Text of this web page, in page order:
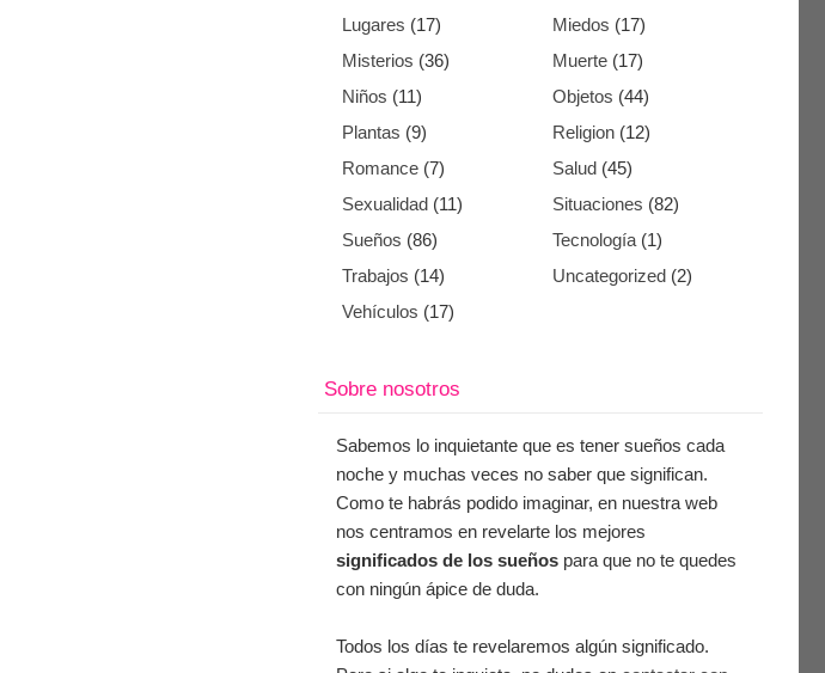
Lugares (17) Miedos (17)
Misterios (36) Muerte (17)
Niños (11) Objetos (44)
Plantas (9) Religion (12)
Romance (7) Salud (45)
Sexualidad (11) Situaciones (82)
Sueños (86) Tecnología (1)
Trabajos (14) Uncategorized (2)
Vehículos (17)
Sobre nosotros
Sabemos lo inquietante que es tener sueños cada
noche y muchas veces no saber que significan.
Como te habrás podido imaginar, en nuestra web
nos centramos en revelarte los mejores
significados de los sueños para que no te quedes
con ningún ápice de duda.
Todos los días te revelaremos algún significado.